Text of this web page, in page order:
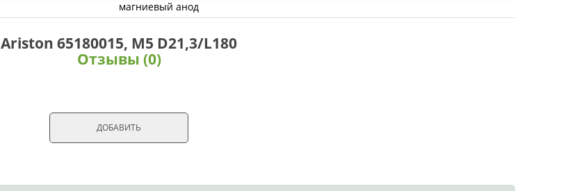
магниевый анод
Ariston 65180015, M5 D21,3/L180
Отзывы (0)
ДОБАВИТЬ